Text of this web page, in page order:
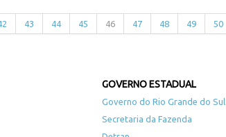
43 44 45 46 47 48 49 50
GOVERNO ESTADUAL
Governo do Rio Grande do Sul
Secretaria da Fazenda